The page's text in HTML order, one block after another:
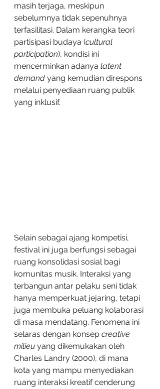
masih terjaga, meskipun
sebelumnya tidak sepenuhnya
terfasilitasi. Dalam kerangka teori
partisipasi budaya (cultural
participation), kondisi ini
mencerminkan adanya latent
demand yang kemudian direspons
melalui penyediaan ruang publik
yang inklusif.
Selain sebagai ajang kompetisi,
festival ini juga berfungsi sebagai
ruang konsolidasi sosial bagi
komunitas musik. Interaksi yang
terbangun antar pelaku seni tidak
hanya memperkuat jejaring, tetapi
juga membuka peluang kolaborasi
di masa mendatang. Fenomena ini
selaras dengan konsep creative
milieu yang dikemukakan oleh
Charles Landry (2000), di mana
kota yang mampu menyediakan
ruang interaksi kreatif cenderung